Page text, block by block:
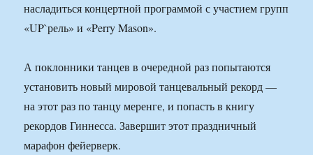
насладиться концертной программой с участием групп
«UP`рель» и «Perry Mason».
А поклонники танцев в очередной раз попытаются
установить новый мировой танцевальный рекорд —
на этот раз по танцу меренге, и попасть в книгу
рекордов Гиннесса. Завершит этот праздничный
марафон фейерверк.